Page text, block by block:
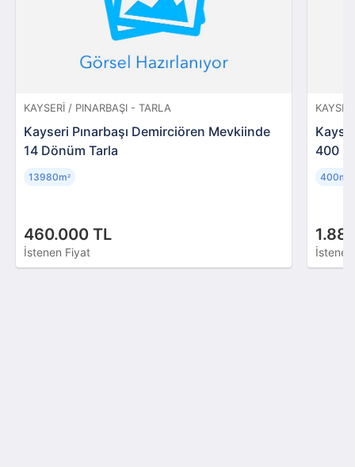
KAYSERI / PINARBAŞI - TARLA
Kayseri Pınarbaşı Demirciören Mevkiinde
14 Dönüm Tarla
460.000 TL
İstenen Fiyat
13980m²
400
400m